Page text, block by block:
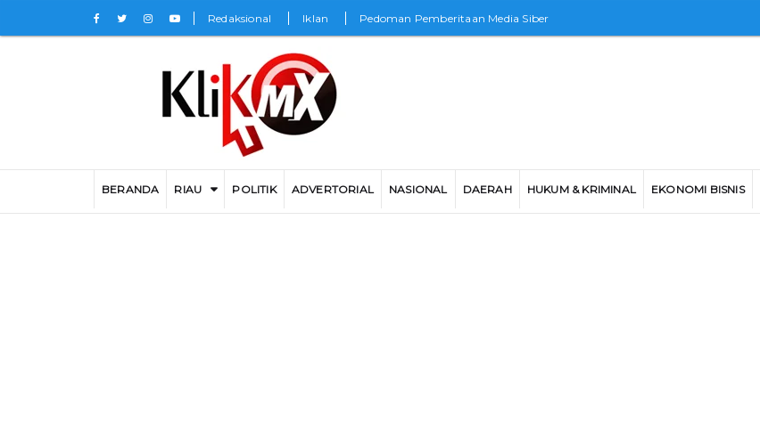
Redaksional Iklan Pedoman Pemberitaan Media Siber
BERANDA RIAU POLITIK ADVERTORIAL NASIONAL DAERAH HUKUM & KRIMINAL EKONOMI BISNIS